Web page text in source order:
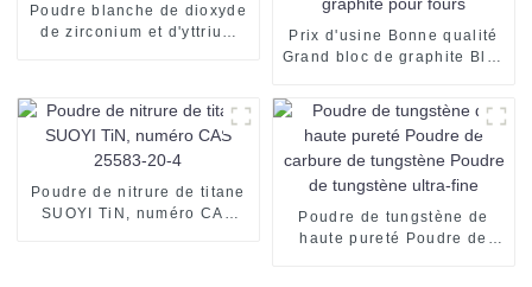
Poudre blanche de dioxyde
de zirconium et d'yttrium
Prix ​​d'usine Bonne qualité
Grand bloc de graphite Bloc
personnalisé Bloc carré de
graphite pour fours
Poudre de nitrure de titane
SUOYI TiN, numéro CAS
Poudre de tungstène de
haute pureté Poudre de